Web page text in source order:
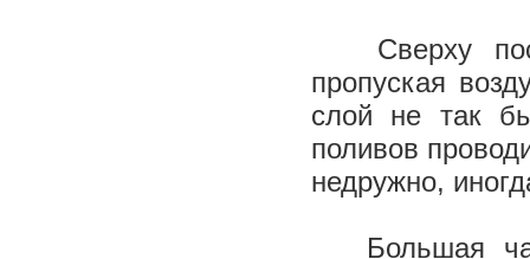
Сверху
пропуская
слой не так
поливов
недружно,
Большая